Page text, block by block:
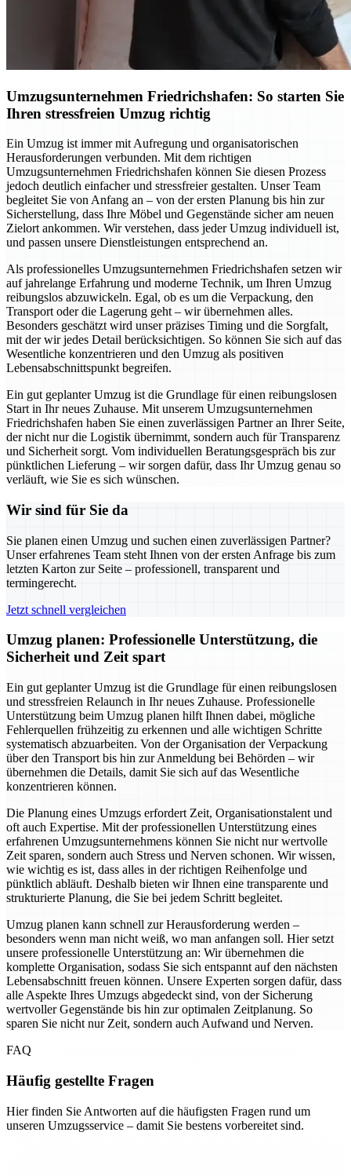
Umzugsunternehmen Friedrichshafen: So starten Sie
Ihren stressfreien Umzug richtig
Ein Umzug ist immer mit Aufregung und organisatorischen
Herausforderungen verbunden. Mit dem richtigen
Umzugsunternehmen Friedrichshafen können Sie diesen Prozess
jedoch deutlich einfacher und stressfreier gestalten. Unser Team
begleitet Sie von Anfang an – von der ersten Planung bis hin zur
Sicherstellung, dass Ihre Möbel und Gegenstände sicher am neuen
Zielort ankommen. Wir verstehen, dass jeder Umzug individuell ist,
und passen unsere Dienstleistungen entsprechend an.
Als professionelles Umzugsunternehmen Friedrichshafen setzen wir
auf jahrelange Erfahrung und moderne Technik, um Ihren Umzug
reibungslos abzuwickeln. Egal, ob es um die Verpackung, den
Transport oder die Lagerung geht – wir übernehmen alles.
Besonders geschätzt wird unser präzises Timing und die Sorgfalt,
mit der wir jedes Detail berücksichtigen. So können Sie sich auf das
Wesentliche konzentrieren und den Umzug als positiven
Lebensabschnittspunkt begreifen.
Ein gut geplanter Umzug ist die Grundlage für einen reibungslosen
Start in Ihr neues Zuhause. Mit unserem Umzugsunternehmen
Friedrichshafen haben Sie einen zuverlässigen Partner an Ihrer Seite,
der nicht nur die Logistik übernimmt, sondern auch für Transparenz
und Sicherheit sorgt. Vom individuellen Beratungsgespräch bis zur
pünktlichen Lieferung – wir sorgen dafür, dass Ihr Umzug genau so
verläuft, wie Sie es sich wünschen.
Wir sind für Sie da
Sie planen einen Umzug und suchen einen zuverlässigen Partner?
Unser erfahrenes Team steht Ihnen von der ersten Anfrage bis zum
letzten Karton zur Seite – professionell, transparent und
termingerecht.
Jetzt schnell vergleichen
Umzug planen: Professionelle Unterstützung, die
Sicherheit und Zeit spart
Ein gut geplanter Umzug ist die Grundlage für einen reibungslosen
und stressfreien Relaunch in Ihr neues Zuhause. Professionelle
Unterstützung beim Umzug planen hilft Ihnen dabei, mögliche
Fehlerquellen frühzeitig zu erkennen und alle wichtigen Schritte
systematisch abzuarbeiten. Von der Organisation der Verpackung
über den Transport bis hin zur Anmeldung bei Behörden – wir
übernehmen die Details, damit Sie sich auf das Wesentliche
konzentrieren können.
Die Planung eines Umzugs erfordert Zeit, Organisationstalent und
oft auch Expertise. Mit der professionellen Unterstützung eines
erfahrenen Umzugsunternehmens können Sie nicht nur wertvolle
Zeit sparen, sondern auch Stress und Nerven schonen. Wir wissen,
wie wichtig es ist, dass alles in der richtigen Reihenfolge und
pünktlich abläuft. Deshalb bieten wir Ihnen eine transparente und
strukturierte Planung, die Sie bei jedem Schritt begleitet.
Umzug planen kann schnell zur Herausforderung werden –
besonders wenn man nicht weiß, wo man anfangen soll. Hier setzt
unsere professionelle Unterstützung an: Wir übernehmen die
komplette Organisation, sodass Sie sich entspannt auf den nächsten
Lebensabschnitt freuen können. Unsere Experten sorgen dafür, dass
alle Aspekte Ihres Umzugs abgedeckt sind, von der Sicherung
wertvoller Gegenstände bis hin zur optimalen Zeitplanung. So
sparen Sie nicht nur Zeit, sondern auch Aufwand und Nerven.
FAQ
Häufig gestellte Fragen
Hier finden Sie Antworten auf die häufigsten Fragen rund um
unseren Umzugsservice – damit Sie bestens vorbereitet sind.